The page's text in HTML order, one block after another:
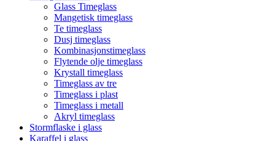
Glass Timeglass
Mangetisk timeglass
Te timeglass
Dusj timeglass
Kombinasjonstimeglass
Flytende olje timeglass
Krystall timeglass
Timeglass av tre
Timeglass i plast
Timeglass i metall
Akryl timeglass
Stormflaske i glass
Karaffel i glass